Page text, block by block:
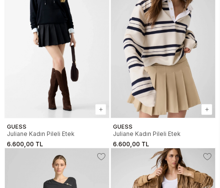
GUESS
Juliane Kadın Pileli Etek
6.600,00 TL
GUESS
Juliane Kadın Pileli Etek
6.600,00 TL